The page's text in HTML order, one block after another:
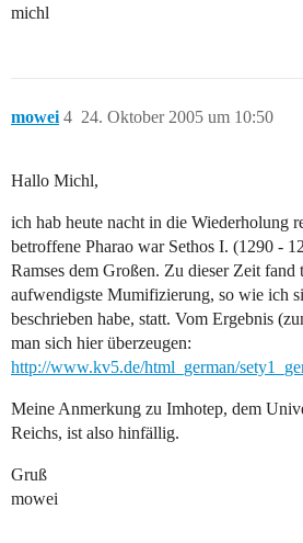
michl
mowei 24. Oktober 2005 um 10:50
4
Hallo Michl,
ich hab heute nacht in die Wiederholung
betroffene Pharao war Sethos I. (1290 -
Ramses dem Großen. Zu dieser Zeit fand
aufwendigste Mumifizierung, so wie ich
beschrieben habe, statt. Vom Ergebnis
man sich hier überzeugen:
http://www.kv5.de/html_german/
Meine Anmerkung zu Imhotep, dem
Reichs, ist also hinfällig.
Gruß
mowei